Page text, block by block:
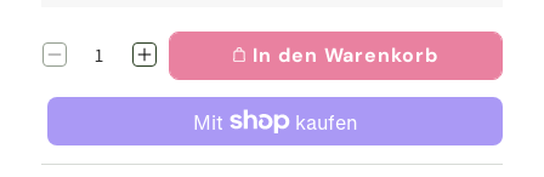
Verringere
Wollmeise
Erhöhe
Wollmeise
In den Warenkorb